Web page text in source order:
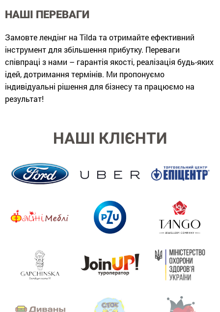
НАШІ ПЕРЕВАГИ
Замовте лендінг на Tilda та отримайте ефективний
інструмент для збільшення прибутку. Переваги
співпраці з нами – гарантія якості, реалізація будь-яких
ідей, дотримання термінів. Ми пропонуємо
індивідуальні рішення для бізнесу та працюємо на
результат!
НАШІ КЛІЄНТИ